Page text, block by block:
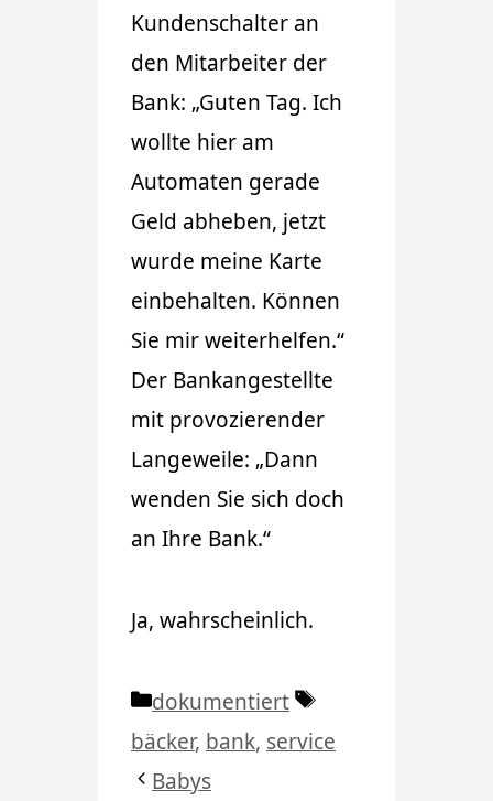
Kundenschalter an
den Mitarbeiter der
Bank: „Guten Tag. Ich
wollte hier am
Automaten gerade
Geld abheben, jetzt
wurde meine Karte
einbehalten. Können
Sie mir weiterhelfen.“
Der Bankangestellte
mit provozierender
Langeweile: „Dann
wenden Sie sich doch
an Ihre Bank.“
Ja, wahrscheinlich.
Kategorien
dokumentiert
Schlagwörter
bäcker, bank, service
Babys